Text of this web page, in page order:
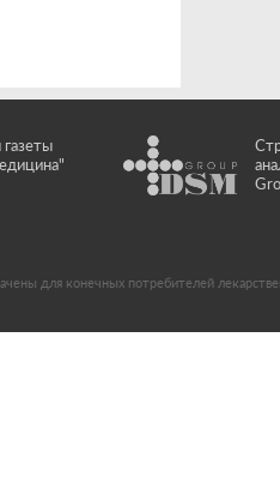
газеты
для конечных потребителей